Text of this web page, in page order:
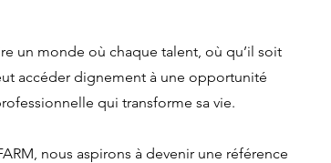
un monde où chaque talent, où qu’il soit
accéder dignement à une opportunité
qui transforme sa vie.
nous aspirons à devenir une référence